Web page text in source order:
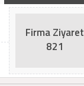
Firma Ziyaret
821